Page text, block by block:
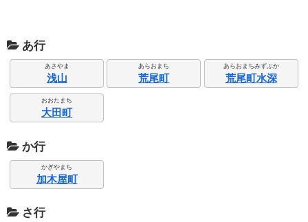
あ行
あさやま
浅山
あらおまち
荒尾町
あらおまちみずぶか
荒尾町水深
おおたまち
大田町
か行
かぎやまち
加木屋町
さ行